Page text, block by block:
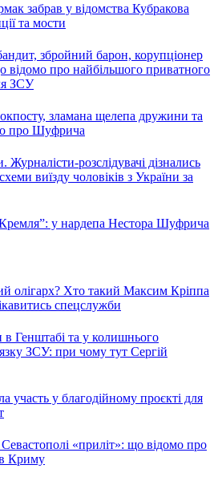
забрав у відомства Кубракова
та мости
збройний барон, корупціонер
відомо про найбільшого приватного
ЗСУ
зламана щелепа дружини та
про Шуфрича
розслідувачі дізнались
виїзду чоловіків з України за
у нардепа Нестора Шуфрича
олігарх? Хто такий Максим Кріппа
спецслужби
Генштабі та у колишнього
ЗСУ: при чому тут Сергій
участь у благодійному проєкті для
«приліт»: що відомо про
Криму